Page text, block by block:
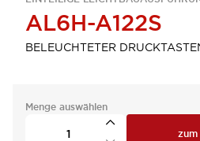
AL6H-A122S
BELEUCHTETER
Menge auswählen